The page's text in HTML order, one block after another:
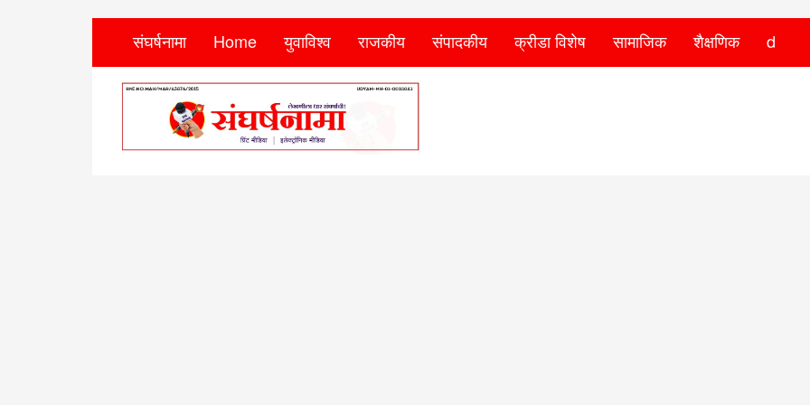
संघर्षनामा Home युवाविश्व राजकीय संपादकीय क्रीडा विशेष सामाजिक शैक्षणिक d